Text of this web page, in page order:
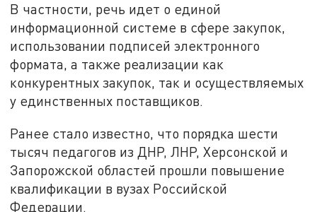
В частности, речь идет о единой
информационной системе в сфере закупок,
использовании подписей электронного
формата, а также реализации как
конкурентных закупок, так и осуществляемых
у единственных поставщиков.
Ранее стало известно, что порядка шести
тысяч педагогов из ДНР, ЛНР, Херсонской и
Запорожской областей прошли повышение
квалификации в вузах Российской
Федерации.